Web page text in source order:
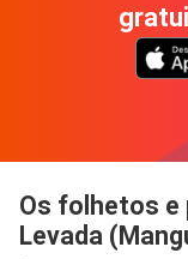
Os folhetos e
Levada